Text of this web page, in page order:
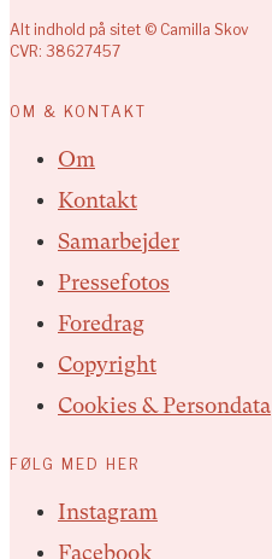
Alt indhold på sitet © Camilla Skov
CVR: 38627457
OM & KONTAKT
Om
Kontakt
Samarbejder
Pressefotos
Foredrag
Copyright
Cookies & Persondata
FØLG MED HER
Instagram
Facebook